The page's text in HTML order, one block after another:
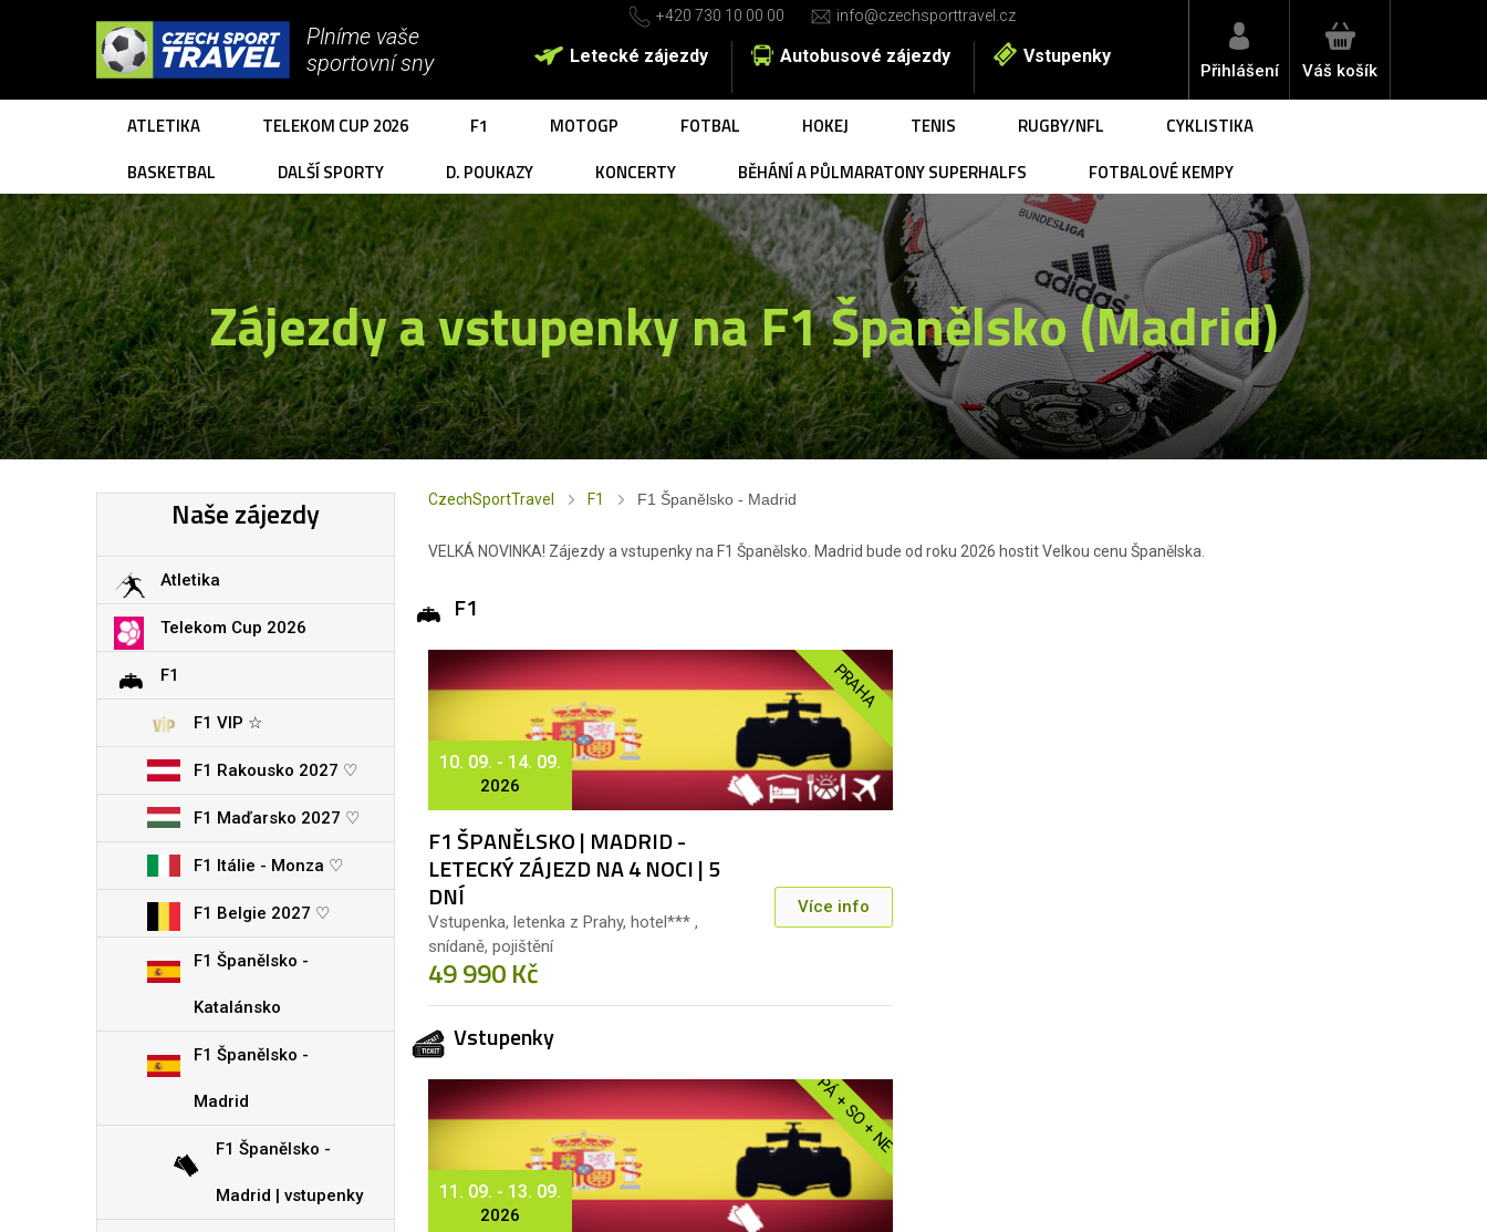
Plníme vaše
sportovní sny
+420 730 10 00 00 info@czechsporttravel.cz
Letecké zájezdy Autobusové zájezdy Vstupenky
Přihlášení Váš košík
ATLETIKA TELEKOM CUP 2026 F1 MOTOGP FOTBAL HOKEJ TENIS RUGBY/NFL
CYKLISTIKA
BASKETBAL
DALŠÍ SPORTY D. POUKAZY KONCERTY BĚHÁNÍ A PŮLMARATONY SUPERHALFS FOTBALOVÉ KEMPY
Zájezdy a vstupenky na F1 Španělsko (Madrid)
CzechSportTravel F1 F1 Španělsko - Madrid
VELKÁ NOVINKA! Zájezdy a vstupenky na F1 Španělsko. Madrid bude od roku 2026 hostit Velkou cenu Španělska.
F1
PRAHA
10. 09. - 14. 09.
2026
F1 ŠPANĚLSKO | MADRID -
LETECKÝ ZÁJEZD NA 4 NOCI | 5
DNÍ
Vstupenka, letenka z Prahy, hotel*** ,
snídaně, pojištění
49 990 Kč
Více info
Vstupenky
PÁ + SO + NE
11. 09. - 13. 09.
2026
Naše zájezdy
Atletika
Telekom Cup 2026
F1
F1 VIP ☆
F1 Rakousko 2027 ♡
F1 Maďarsko 2027 ♡
F1 Itálie - Monza ♡
F1 Belgie 2027 ♡
F1 Španělsko -
Katalánsko
F1 Španělsko -
Madrid
F1 Španělsko -
Madrid | vstupenky